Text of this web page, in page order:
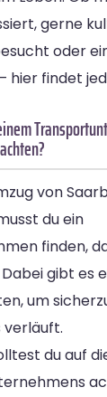
gerne
oder
hier findet
von
du ein
finden,
gibt es
um
verläuft.
du auf